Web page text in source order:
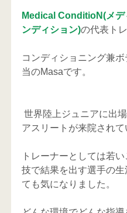
Medical ConditioN(メデ
ンディション)の代表ト
コンディショニング兼ボ
当のMasaです。
アスリートが来院されて
トレーナーとしては若
技で結果を出す選手の生
ても気になりました。